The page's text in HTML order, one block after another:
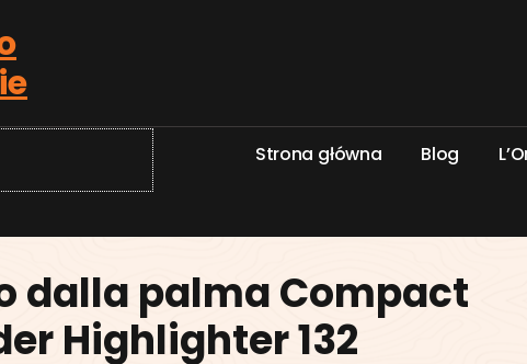
Strona główna Blog L’O
dalla palma Compact
Highlighter 132